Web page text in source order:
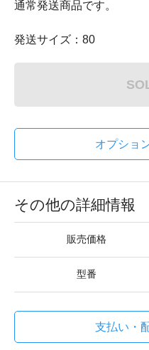
通常発送商品です。
発送サイズ：80
オプショ
その他の詳細情報
販売価格
型番
支払い・